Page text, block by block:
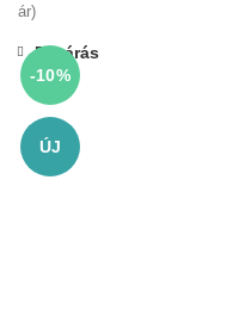
ár)
-10%
ÚJ
Bezárás